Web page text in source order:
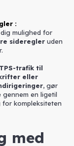
:
mulighed for
sideregler uden
trafik til
eller
, gør
gennem en ligetil
kompleksiteten
med